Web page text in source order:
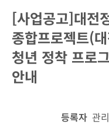
[사업공고]대전
종합프로젝트(
청년 정착 프로
안내
등록자 관